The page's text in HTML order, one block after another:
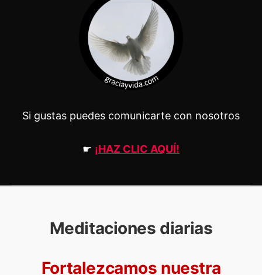
Si gustas puedes comunicarte con nosotros
☛ ¡HAZ CLIC AQUÍ!
Meditaciones diarias
Fortalezcamos nuestra